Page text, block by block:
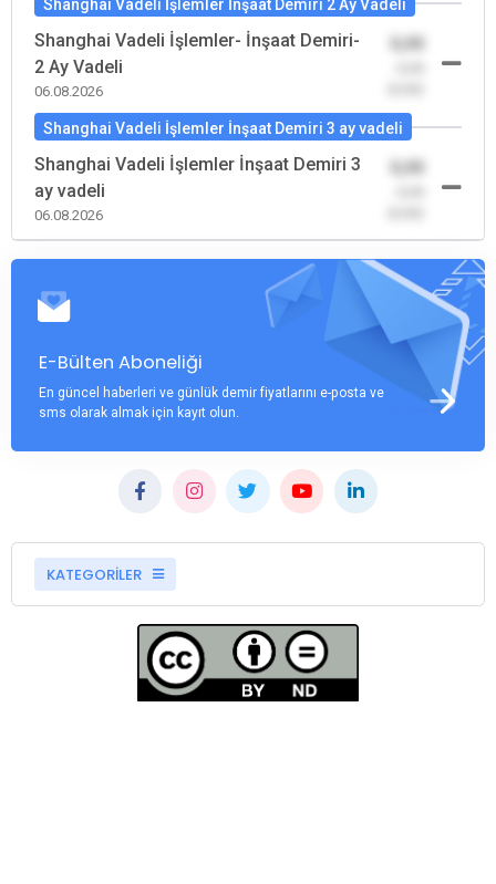
Shanghai Vadeli İşlemler İnşaat Demiri 2 Ay Vadeli
Shanghai Vadeli İşlemler- İnşaat Demiri-
2 Ay Vadeli
06.08.2026
0,00
Shanghai Vadeli İşlemler İnşaat Demiri 3 ay vadeli
Shanghai Vadeli İşlemler İnşaat Demiri 3
ay vadeli
06.08.2026
0,00
E-Bülten Aboneliği
En güncel haberleri ve günlük demir fiyatlarını e-posta ve
sms olarak almak için kayıt olun.
KATEGORİLER